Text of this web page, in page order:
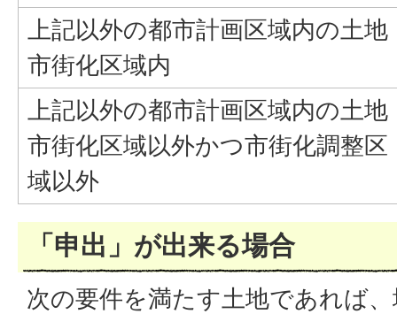
上記以外の都市計画区域内の土地
市街化区域内
上記以外の都市計画区域内の土地
市街化区域以外かつ市街化調整区
域以外
「申出」が出来る場合
次の要件を満たす土地であれば